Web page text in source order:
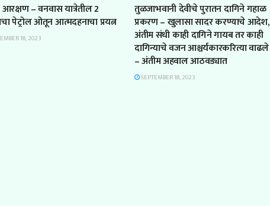
आरक्षण – वनवास यात्रेतील 2
पेट्रोल ओतून आत्मदहनाचा प्रयत्न
18, 2023
तुळजाभवानी देवीचे पुरातन दागिने गहाळ
प्रकरण – खुलासा सादर करण्याचे आदेश,
अंतीम संधी काही दागिने गायब तर काही
दागिन्याचे वजन आश्चर्यकारकरित्या वाढले
– अंतीम अहवाल आठवड्यात
SEPTEMBER 18, 2023